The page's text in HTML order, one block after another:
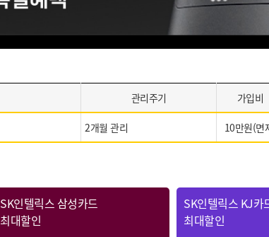
관리주기 가입비
2개월 관리 10만원(면
SK인텔릭스 삼성카드
최대할인
SK인텔릭스 KJ카
최대할인